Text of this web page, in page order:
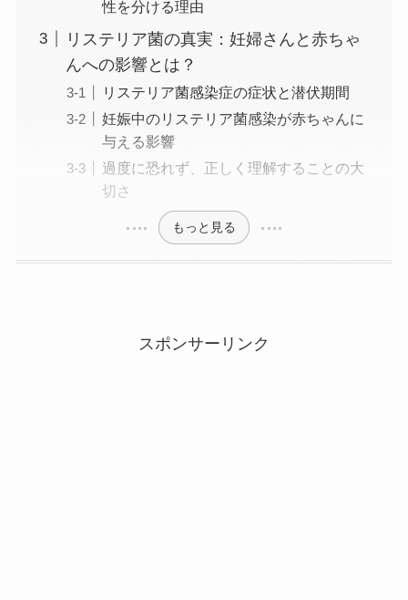
性を分ける理由
リステリア菌の真実：妊婦さんと赤ちゃ
んへの影響とは？
リステリア菌感染症の症状と潜伏期間
妊娠中のリステリア菌感染が赤ちゃんに
与える影響
過度に恐れず、正しく理解することの大
切さ
もっと見る
スポンサーリンク